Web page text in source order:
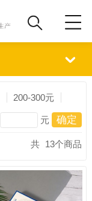
200-300元
元
共 13个商品